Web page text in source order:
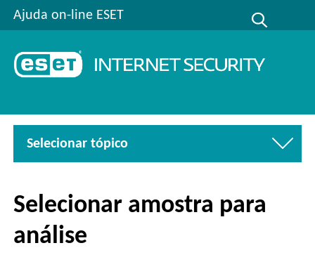
Ajuda on-line ESET
Selecionar tópico
Selecionar amostra para
análise